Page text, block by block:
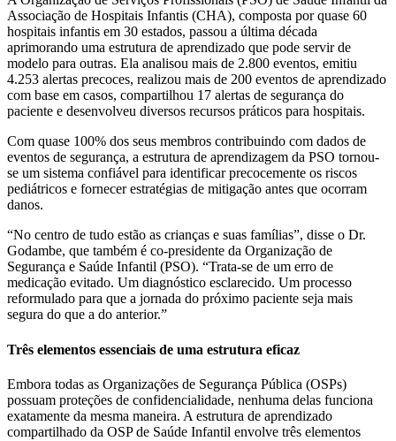
Associação de Hospitais Infantis (CHA), composta por quase 60
hospitais infantis em 30 estados, passou a última década
aprimorando uma estrutura de aprendizado que pode servir de
modelo para outras. Ela analisou mais de 2.800 eventos, emitiu
4.253 alertas precoces, realizou mais de 200 eventos de aprendizado
com base em casos, compartilhou 17 alertas de segurança do
paciente e desenvolveu diversos recursos práticos para hospitais.
Com quase 100% dos seus membros contribuindo com dados de
eventos de segurança, a estrutura de aprendizagem da PSO tornou-
se um sistema confiável para identificar precocemente os riscos
pediátricos e fornecer estratégias de mitigação antes que ocorram
danos.
“No centro de tudo estão as crianças e suas famílias”, disse o Dr.
Godambe, que também é co-presidente da Organização de
Segurança e Saúde Infantil (PSO). “Trata-se de um erro de
medicação evitado. Um diagnóstico esclarecido. Um processo
reformulado para que a jornada do próximo paciente seja mais
segura do que a do anterior.”
Três elementos essenciais de uma estrutura eficaz
Embora todas as Organizações de Segurança Pública (OSPs)
possuam proteções de confidencialidade, nenhuma delas funciona
exatamente da mesma maneira. A estrutura de aprendizado
compartilhado da OSP de Saúde Infantil envolve três elementos